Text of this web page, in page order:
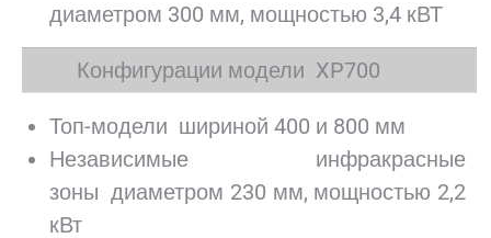
диаметром 300 мм, мощностью 3,4 кВТ
Конфигурации модели XP700
Топ-модели шириной 400 и 800 мм
Независимые инфракрасные
зоны диаметром 230 мм, мощностью 2,2
кВт